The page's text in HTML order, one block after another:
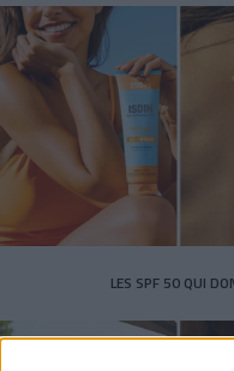
LES SPF 50 QUI